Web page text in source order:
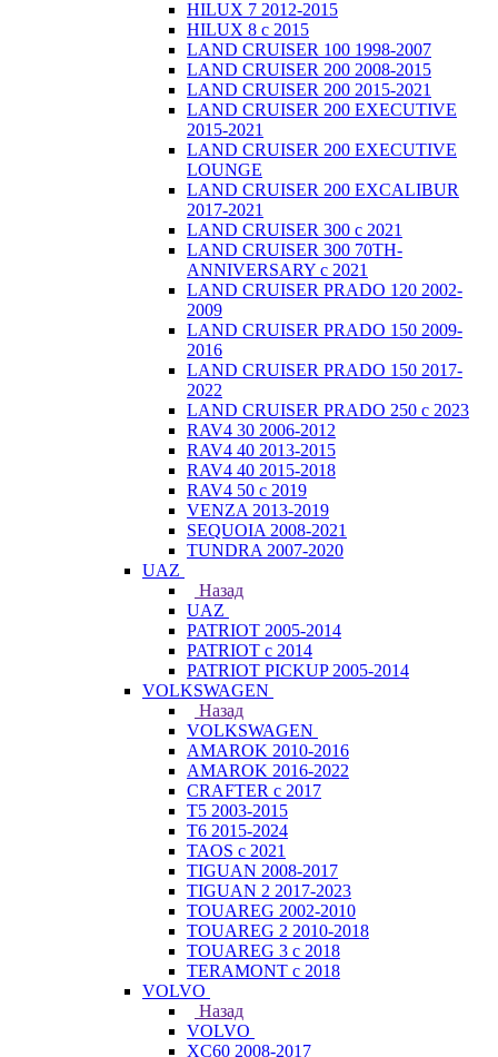
HILUX 7 2012-2015
HILUX 8 с 2015
LAND CRUISER 100 1998-2007
LAND CRUISER 200 2008-2015
LAND CRUISER 200 2015-2021
LAND CRUISER 200 EXECUTIVE
2015-2021
LAND CRUISER 200 EXECUTIVE
LOUNGE
LAND CRUISER 200 EXCALIBUR
2017-2021
LAND CRUISER 300 с 2021
LAND CRUISER 300 70TH-
ANNIVERSARY с 2021
LAND CRUISER PRADO 120 2002-
2009
LAND CRUISER PRADO 150 2009-
2016
LAND CRUISER PRADO 150 2017-
2022
LAND CRUISER PRADO 250 с 2023
RAV4 30 2006-2012
RAV4 40 2013-2015
RAV4 40 2015-2018
RAV4 50 с 2019
VENZA 2013-2019
SEQUOIA 2008-2021
TUNDRA 2007-2020
UAZ
Назад
UAZ
PATRIOT 2005-2014
PATRIOT с 2014
PATRIOT PICKUP 2005-2014
VOLKSWAGEN
Назад
VOLKSWAGEN
AMAROK 2010-2016
AMAROK 2016-2022
CRAFTER с 2017
T5 2003-2015
T6 2015-2024
TAOS с 2021
TIGUAN 2008-2017
TIGUAN 2 2017-2023
TOUAREG 2002-2010
TOUAREG 2 2010-2018
TOUAREG 3 с 2018
TERAMONT с 2018
VOLVO
Назад
VOLVO
XC60 2008-2017